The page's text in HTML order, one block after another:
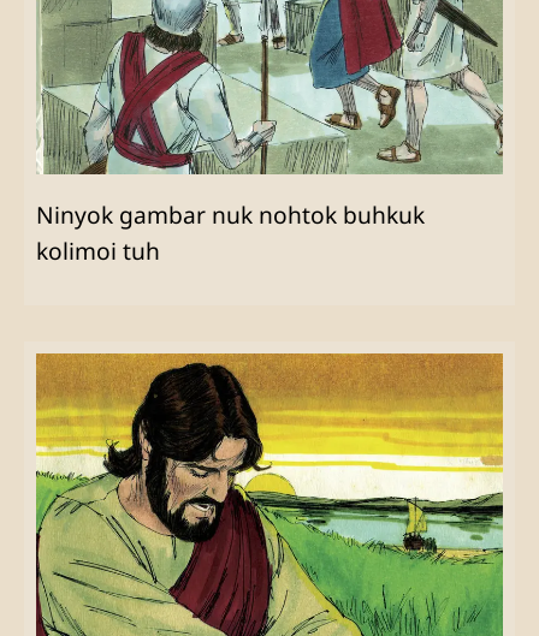
Ninyok gambar nuk nohtok buhkuk
kolimoi tuh